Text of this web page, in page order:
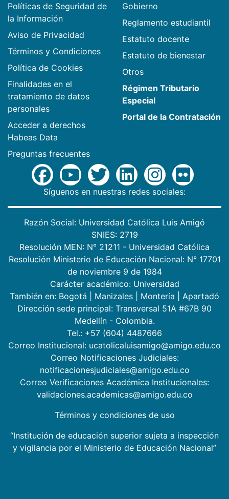
Políticas de Seguridad de
la Información
Aviso de Privacidad
Términos y Condiciones
Política de Cookies
Finalidades en el
tratamiento de datos
personales
Acceder a derechos
Habeas Data
Preguntas frecuentes
Gobierno
Reglamento estudiantil
Estatuto docente
Estatuto de bienestar
Otros
Régimen Tributario
Especial
Portal de la Contratación
Síguenos en nuestras redes sociales:
Razón Social: Universidad Católica Luis Amigó
SNIES: 2719
Resolución MEN: N° 21211 - Universidad Católica
Resolución Ministerio de Educación Nacional: N° 17701
de noviembre 9 de 1984
Carácter académico: Universidad
También en: Bogotá Manizales Montería
Apartadó
Dirección sede principal: Transversal 51A #67B 90
Medellín - Colombia.
Tel.: +57 (604) 4487666
Correo Institucional: ucatolicaluisamigo@amigo.edu.co
Correo Notificaciones Judiciales:
notificacionesjudiciales@amigo.edu.co
Correo Verificaciones Académica Institucionales:
validaciones.academicas@amigo.edu.co
Términos y condiciones de uso
“Institución de educación superior sujeta a inspección
y vigilancia por el Ministerio de Educación Nacional”